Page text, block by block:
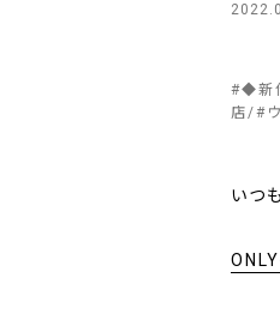
#◆新
店
#
いつも